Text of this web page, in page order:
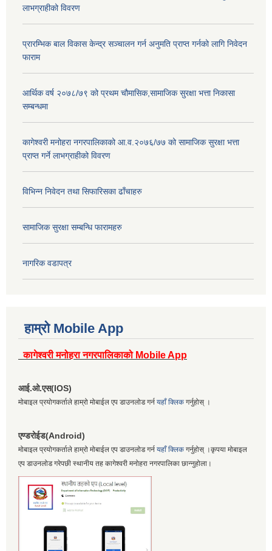
लाभग्राहीको विवरण
प्रारम्भिक बाल विकास केन्द्र सञ्चालन गर्न अनुमति प्राप्त गर्नको लागि निवेदन
फाराम
आर्थिक वर्ष २०७८/७९ को प्रथम चौमासिक,सामाजिक सुरक्षा भत्ता निकासा
सम्बन्धमा
कागेश्वरी मनोहरा नगरपालिकाको आ.व.२०७६/७७ को सामाजिक सुरक्षा भत्ता
प्राप्त गर्ने लाभग्राहीको विवरण
विभिन्न निवेदन तथा सिफारिसका ढाँचाहरु
सामाजिक सुरक्षा सम्बन्धि फारामहरु
नागरिक वडापत्र
हाम्रो Mobile App
कागेश्वरी मनोहरा नगरपालिकाको Mobile App
आई.ओ.एस(IOS)
मोबाइल प्रयोगकर्ताले हाम्रो मोबाईल एप डाउनलोड गर्न यहाँ क्लिक गर्नुहोस् ।
एण्डरोईड(Android)
मोबाइल प्रयोगकर्ताले हाम्रो मोबाईल एप डाउनलोड गर्न यहाँ क्लिक गर्नुहोस् ।कृपया मोबाइल
एप डाउनलोड गरेपछी स्थानीय तह कागेश्वरी मनोहरा नगरपालिका छान्नुहोला।